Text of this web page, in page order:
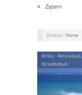
Zypern
Browse: Home
Afrika, Aktivurlaub,
Strandurlaub